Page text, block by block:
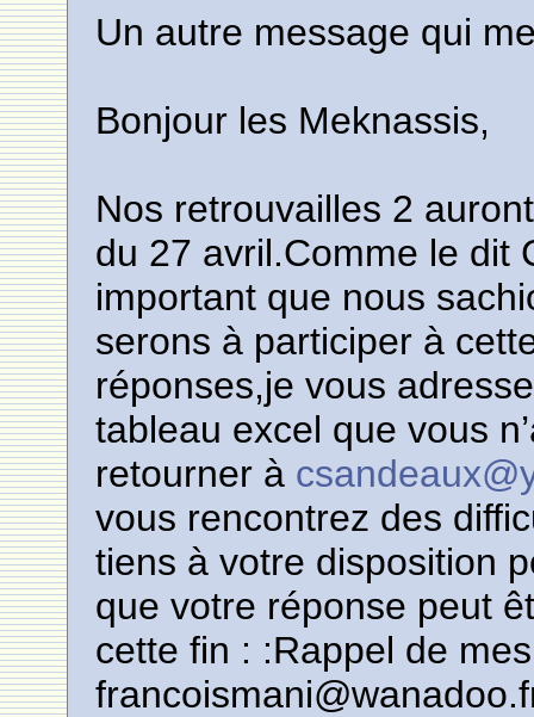
Un autre message qui
Bonjour les Meknassis,
Nos retrouvailles 2
du 27 avril.Comme le dit
important que nous
serons à participer à
réponses,je vous
tableau excel que vous
retourner à
vous rencontrez des
tiens à votre disposition
que votre réponse peut
cette fin : :Rappel de